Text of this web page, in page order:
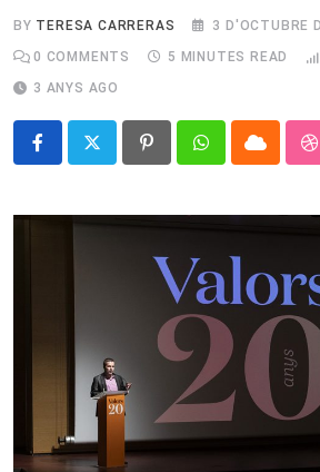
BY TERESA CARRERAS
3 D'OCTUBRE
0 COMMENTS 5 MINUTES READ
3 ANYS AGO
PinterestWhatsappCloud